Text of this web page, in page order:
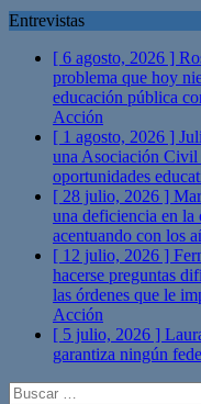
Entrevistas
[ 6 agosto, 2026 ]
problema que hoy
educación pública
Acción
[ 1 agosto, 2026 ]
una Asociación Civil
oportunidades
[ 28 julio, 2026 ]
una deficiencia en la
acentuando con los
[ 12 julio, 2026 ]
hacerse preguntas
las órdenes que le
Acción
[ 5 julio, 2026 ]
garantiza ningún
Buscar: